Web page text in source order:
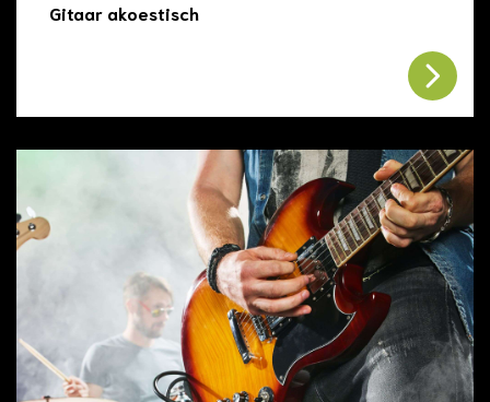
Gitaar akoestisch